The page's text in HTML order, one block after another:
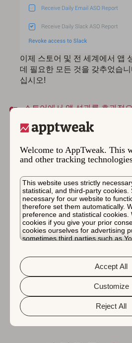
Welcome to AppTweak. This
and other tracking
This website uses strictly
statistical, and third-party cookies.
necessary for our website to
therefore set them automatically.
preference and statistical cookies.
cookies if you give your prior
cookies ourselves for advertising
sometimes third parties such as
about the protection of your
different cookies we use, please
&Privacy Policy. You can
and preferences by clicking the
Reject All
Customize
Accept All
이제 스토어 및 전 세계에서 앱
데 필요한 모든 것을 갖추었습
십시오!
스토어에서 앱 성과를 효과적
7일 무료 체험
에 의한Marie-Laure
AppTweak
Marie-Laure is a
She has always
with a product
SaaS. She’s a real